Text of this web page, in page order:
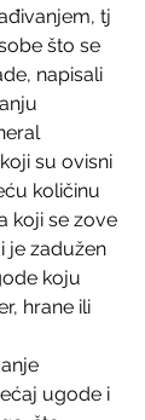
tj
što se
napisali
su ovisni
količinu
koji se zove
je zadužen
koju
hrane ili
ugode i